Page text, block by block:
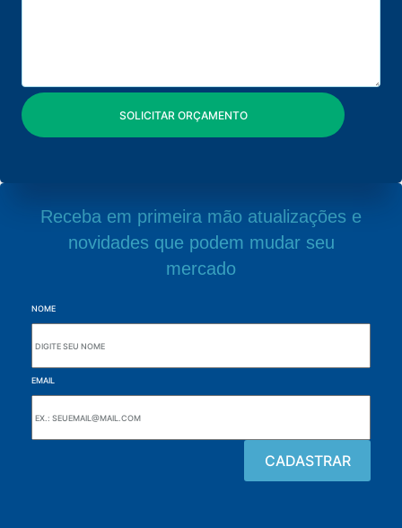
Receba em primeira mão atualizações e
novidades que podem mudar seu
mercado
NOME
EMAIL